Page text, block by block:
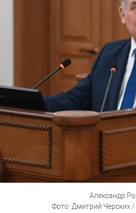
Александр
Фото: Дмитрий Черских